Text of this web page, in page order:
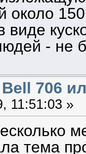
около
виде
- не
Bell 706
11:51:03 »
тема